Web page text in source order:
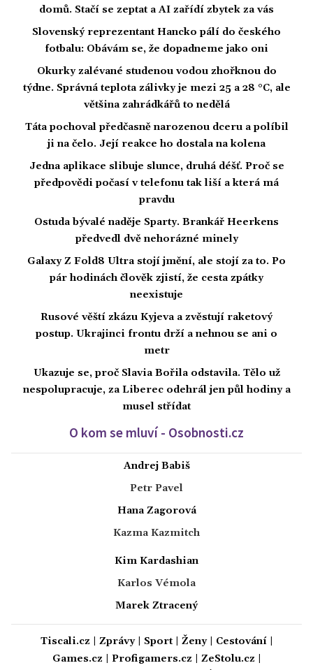
domů. Stačí se zeptat a AI zařídí zbytek za vás
Slovenský reprezentant Hancko pálí do českého
fotbalu: Obávám se, že dopadneme jako oni
Okurky zalévané studenou vodou zhořknou do
týdne. Správná teplota zálivky je mezi 25 a 28 °C, ale
většina zahrádkářů to nedělá
Táta pochoval předčasně narozenou dceru a políbil
ji na čelo. Její reakce ho dostala na kolena
Jedna aplikace slibuje slunce, druhá déšť. Proč se
předpovědi počasí v telefonu tak liší a která má
pravdu
Ostuda bývalé naděje Sparty. Brankář Heerkens
předvedl dvě nehorázné minely
Galaxy Z Fold8 Ultra stojí jmění, ale stojí za to. Po
pár hodinách člověk zjistí, že cesta zpátky
neexistuje
Rusové věští zkázu Kyjeva a zvěstují raketový
postup. Ukrajinci frontu drží a nehnou se ani o
metr
Ukazuje se, proč Slavia Bořila odstavila. Tělo už
nespolupracuje, za Liberec odehrál jen půl hodiny a
musel střídat
O kom se mluví - Osobnosti.cz
Andrej Babiš
Petr Pavel
Hana Zagorová
Kazma Kazmitch
Kim Kardashian
Karlos Vémola
Marek Ztracený
Tiscali.cz Zprávy| Sport| Ženy| Cestování|
Games.cz
Profigamers.cz ZeStolu.cz